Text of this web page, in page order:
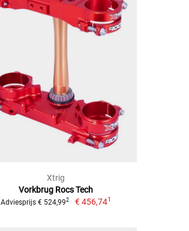
Xtrig
Vorkbrug Rocs Tech
Adviesprijs € 524,992 € 456,741